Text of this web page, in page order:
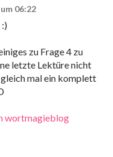
06:22
zu Frage 4 zu
letzte Lektüre nicht
mal ein komplett
wortmagieblog